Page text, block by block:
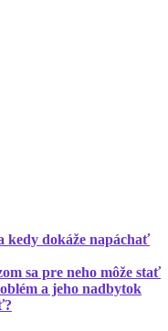
kedy dokáže napáchať
sa pre neho môže stať
a jeho nadbytok